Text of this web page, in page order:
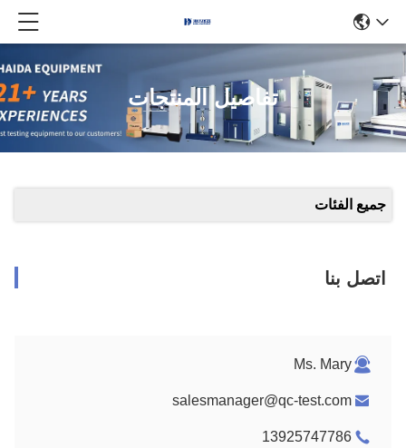
تفاصيل المنتجات
جميع الفئات
اتصل بنا
Ms. Mary
salesmanager@qc-test.com
13925747786